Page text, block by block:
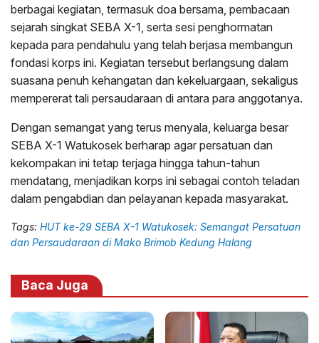
berbagai kegiatan, termasuk doa bersama, pembacaan
sejarah singkat SEBA X-1, serta sesi penghormatan
kepada para pendahulu yang telah berjasa membangun
fondasi korps ini. Kegiatan tersebut berlangsung dalam
suasana penuh kehangatan dan kekeluargaan, sekaligus
mempererat tali persaudaraan di antara para anggotanya.
Dengan semangat yang terus menyala, keluarga besar
SEBA X-1 Watukosek berharap agar persatuan dan
kekompakan ini tetap terjaga hingga tahun-tahun
mendatang, menjadikan korps ini sebagai contoh teladan
dalam pengabdian dan pelayanan kepada masyarakat.
Tags: HUT ke-29 SEBA X-1 Watukosek: Semangat Persatuan
dan Persaudaraan di Mako Brimob Kedung Halang
Baca Juga